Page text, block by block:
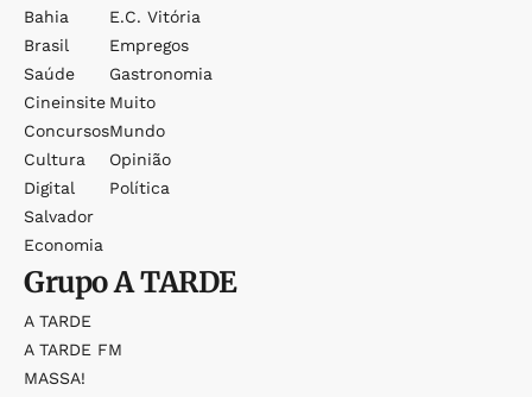
Bahia
Brasil
Saúde
Cineinsite
Concursos
Cultura
Digital
Salvador
Economia
E.c. Vitória
Empregos
Gastronomia
Muito
Mundo
Opinião
Política
GrupoA TARDE
A TARDE
A TARDE FM
MASSA!